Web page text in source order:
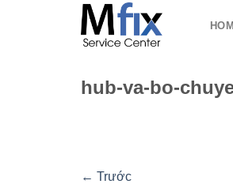
hub-va-bo-
← Trước